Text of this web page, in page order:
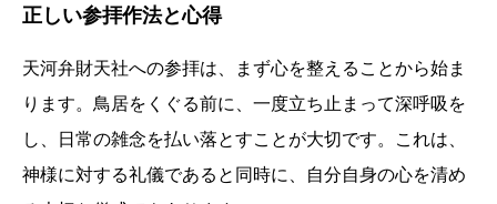
正しい参拝作法と心得
天河弁財天社への参拝は、まず心を整えることから始ま
ります。鳥居をくぐる前に、一度立ち止まって深呼吸を
し、日常の雑念を払い落とすことが大切です。これは、
神様に対する礼儀であると同時に、自分自身の心を清め